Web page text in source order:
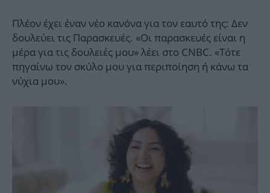
Πλέον έχει έναν νέο κανόνα για τον εαυτό της: Δεν
δουλεύει τις Παρασκευές. «Οι παρασκευές είναι η
μέρα για τις δουλειές μου» λέει στο CNBC. «Τότε
πηγαίνω τον σκύλο μου για περιποίηση ή κάνω τα
νύχια μου».